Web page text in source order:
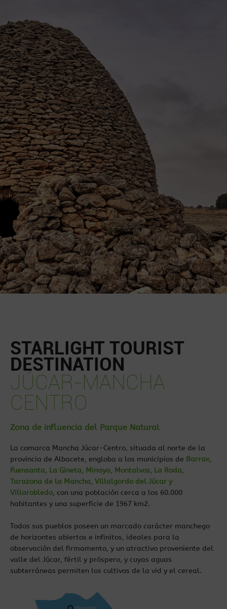
STARLIGHT TOURIST
DESTINATION
JÚCAR-MANCHA
CENTRO
Zona de influencia del Parque Natural
La comarca Mancha Júcar-Centro, situada al norte de la
provincia de Albacete, engloba a los municipios de Barrax,
Fuensanta, La Gineta, Minaya, Montalvos, La Roda,
Tarazona de la Mancha, Villalgordo del Júcar y
Villarobledo, con una población cerca a los 60.000
habitantes y una superficie de 1967 km2.
Todos sus pueblos poseen un marcado carácter manchego
de horizontes abiertos e infinitos, ideales para la
observación del firmamento, y un atractivo proveniente del
valle del Júcar, fértil y próspero, y cuyas aguas
subterráneas permiten los cultivos de la vid y el cereal.